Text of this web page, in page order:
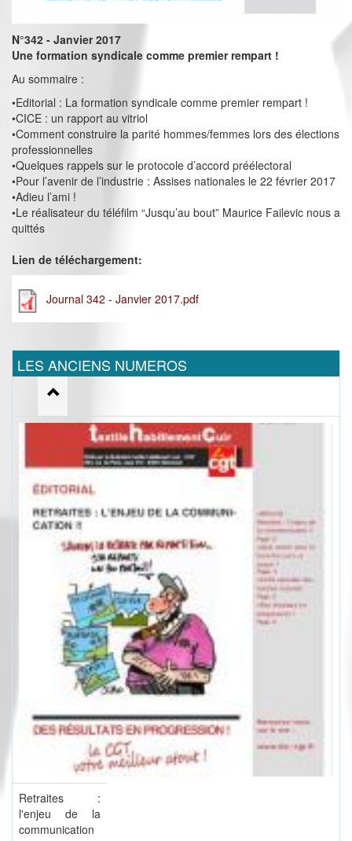
N°342 - Janvier 2017
Une formation syndicale comme premier rempart !
Au sommaire :
•Editorial : La formation syndicale comme premier rempart !
•CICE : un rapport au vitriol
•Comment construire la parité hommes/femmes lors des élections
professionnelles
•Quelques rappels sur le protocole d’accord préélectoral
•Pour l’avenir de l’industrie : Assises nationales le 22 février 2017
•Adieu l’ami !
•Le réalisateur du téléfilm “Jusqu’au bout” Maurice Failevic nous a
quittés
Lien de téléchargement:
Journal 342 - Janvier 2017.pdf
LES ANCIENS NUMEROS
Retraites :
l'enjeu de la
communication